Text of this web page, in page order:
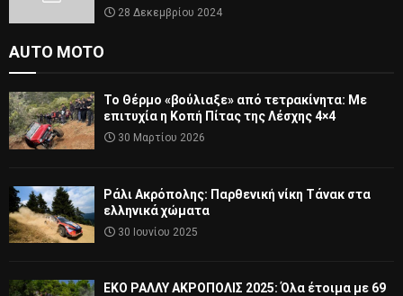
28 Δεκεμβρίου 2024
AUTO MOTO
Το Θέρμο «βούλιαξε» από τετρακίνητα: Με
επιτυχία η Κοπή Πίτας της Λέσχης 4×4
30 Μαρτίου 2026
Ράλι Ακρόπολης: Παρθενική νίκη Τάνακ στα
ελληνικά χώματα
30 Ιουνίου 2025
ΕΚΟ ΡΑΛΛΥ ΑΚΡΟΠΟΛΙΣ 2025: Όλα έτοιμα με 69